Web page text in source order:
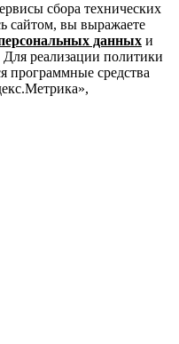
сбора технических
сайтом, вы выражаете
данных и
реализации политики
программные средства